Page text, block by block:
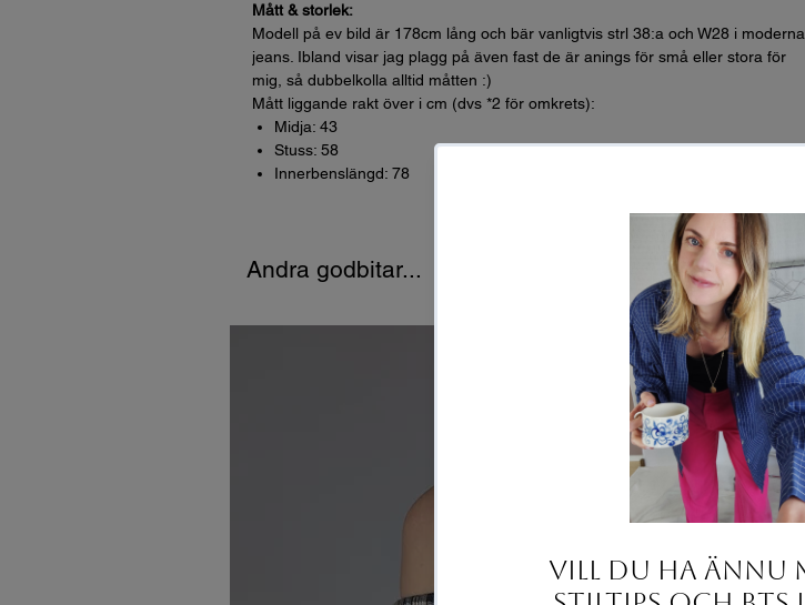
Mått & storlek:
Modell på ev bild är 178cm lång och bär vanligtvis strl 38:a och W28 i moderna
jeans. Ibland visar jag plagg på även fast de är anings för små eller stora för
mig, så dubbelkolla alltid måtten :)
Mått liggande rakt över i cm (dvs *2 för omkrets):
Midja: 43
Stuss: 58
Innerbenslängd: 78
Andra godbitar...